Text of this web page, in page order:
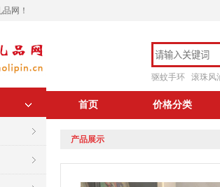
网！
驱蚊手环 滚珠风
首页 价格分类
产品展示